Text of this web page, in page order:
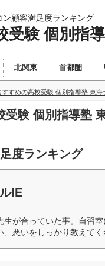
ン顧客満足度ランキング
受験 個別指
北関東 首都圏
すすめの高校受験 個別指導塾 東海
受験 個別指導塾
度ランキング
IE
生が合っていた事。自習
、悪いをしっかり教えてく